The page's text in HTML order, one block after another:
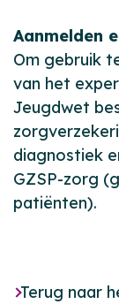
Aanmelden
Om gebruik
van het
Jeugdwet
diagnostiek
GZSP-zorg
patiënten).
Terug naar